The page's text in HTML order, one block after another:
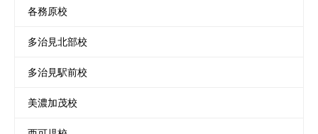
各務原校
多治見北部校
多治見駅前校
美濃加茂校